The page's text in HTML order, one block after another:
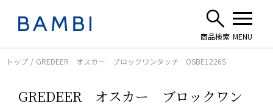
トップ GREDEER オスカー ブロックワンタッチ OSBE1226S
GREDEER オスカー ブロックワン